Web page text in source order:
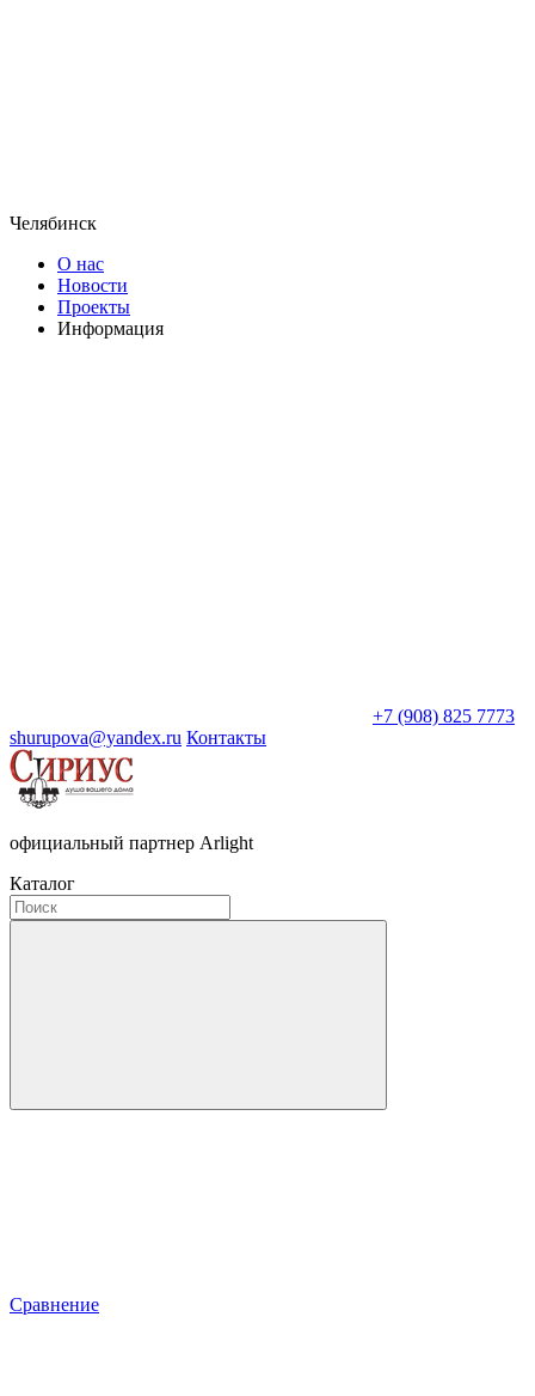
Челябинск
О нас
Новости
Проекты
Информация
+7 (908) 825 7773
shurupova@yandex.ru Контакты
официальный партнер Arlight
Каталог
Сравнение